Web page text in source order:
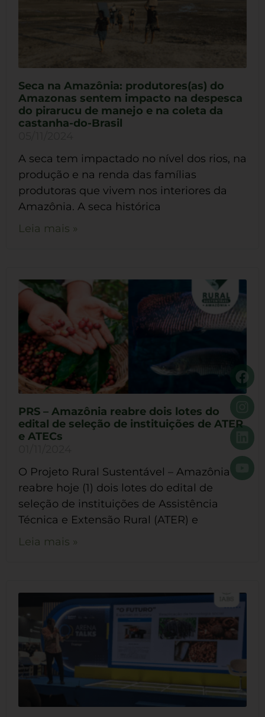
Seca na Amazônia: produtores(as) do
Amazonas sentem impacto na despesca
do pirarucu de manejo e na coleta da
castanha-do-Brasil
A seca tem impactado no nível dos rios, na
produção e na renda das famílias
produtoras que vivem nos interiores da
Amazônia. A seca histórica
Leia mais »
PRS – Amazônia reabre dois lotes do
edital de seleção de instituições de ATER
e ATECs
O Projeto Rural Sustentável – Amazônia
reabre hoje (1) dois lotes do edital de
seleção de instituições de Assistência
Técnica e Extensão Rural (ATER) e
Leia mais »